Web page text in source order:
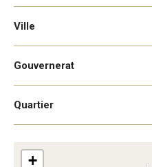
Ville
Gouvernerat
Quartier
+